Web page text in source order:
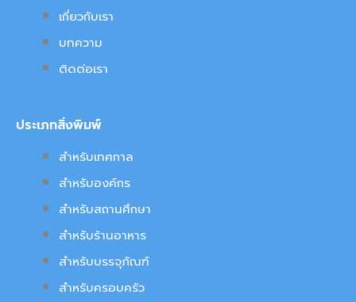
เกี่ยวกับเรา
บทความ
ติดต่อเรา
ประเภทสิ่งพิมพ์
สำหรับเทศกาล
สำหรับองค์กร
สำหรับสถานศึกษา
สำหรับร้านอาหาร
สำหรับบรรจุภัณฑ์
สำหรับครอบครัว